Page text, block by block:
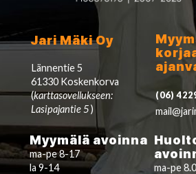
Jari Mäki Oy
Lännentie 5
61330 Koskenkorva
(karttasovellukseen:
Lasipajantie 5)
(06)
Myymälä avoinna
ma-pe 8-17
la 9-14
ma-pe